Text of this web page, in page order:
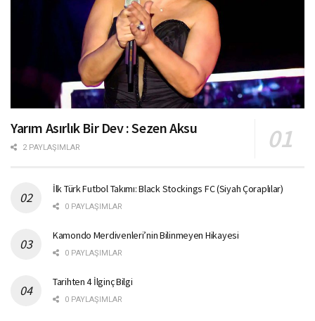
Yarım Asırlık Bir Dev : Sezen Aksu
2 PAYLAŞIMLAR
İlk Türk Futbol Takımı: Black Stockings FC (Siyah Çoraplılar)
0 PAYLAŞIMLAR
Kamondo Merdivenleri’nin Bilinmeyen Hikayesi
0 PAYLAŞIMLAR
Tarihten 4 İlginç Bilgi
0 PAYLAŞIMLAR